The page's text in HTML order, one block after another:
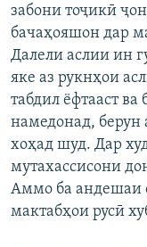
забони тоҷикӣ
бачаҳояшон дар
Далели аслии ин
яке аз рукнҳои
табдил ёфтааст
намедонад, берун
хоҳад шуд. Дар
мутахассисони
Аммо ба андешаи
мактабҳои русӣ